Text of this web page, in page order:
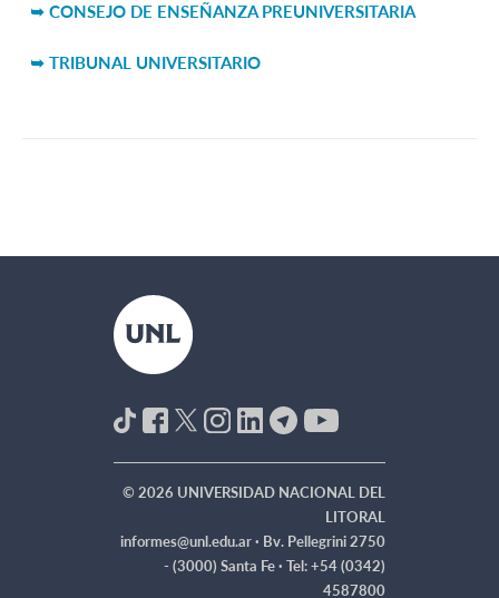
➥ CONSEJO DE ENSEÑANZA PREUNIVERSITARIA
➥ TRIBUNAL UNIVERSITARIO
© 2026 UNIVERSIDAD NACIONAL DEL
LITORAL
informes@unl.edu.ar · Bv. Pellegrini 2750
- (3000) Santa Fe · Tel: +54 (0342)
4587800